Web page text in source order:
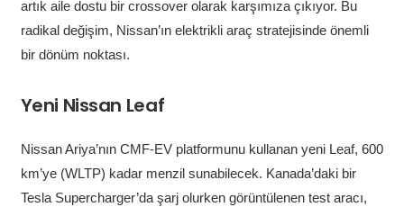
artık aile dostu bir crossover olarak karşımıza çıkıyor. Bu
radikal değişim, Nissan’ın elektrikli araç stratejisinde önemli
bir dönüm noktası.
Yeni Nissan Leaf
Nissan Ariya’nın CMF-EV platformunu kullanan yeni Leaf, 600
km’ye (WLTP) kadar menzil sunabilecek. Kanada’daki bir
Tesla Supercharger’da şarj olurken görüntülenen test aracı,